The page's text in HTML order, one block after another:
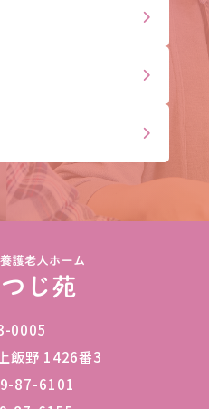
0005
飯野 1426番3
87-6101